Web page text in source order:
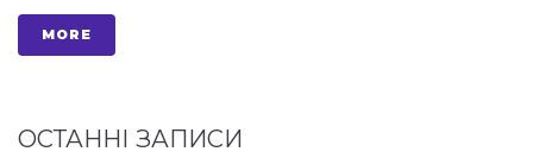
MORE
ОСТАННІ ЗАПИСИ